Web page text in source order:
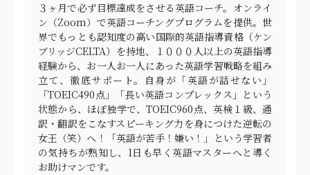
３ヶ月で必ず目標達成をさせる英語コーチ。オンライ
ン（Zoom）で英語コーチングプログラムを提供。世
界でもっとも認知度の高い国際的英語指導資格（ケン
ブリッジCELTA）を持地、１０００人以上の英語指導
経験から、お一人お一人にあった英語学習戦略を組み
立て、徹底サポート。自身が「英語が話せない」
「TOEIC490点」「長い英語コンプレックス」という
状態から、ほぼ独学で、TOEIC960点、英検１級、通
訳・翻訳をこなすスピーキング力を身につけた逆転の
女王（笑）へ！「英語が苦手！嫌い！」という学習者
の気持ちが熟知し、1日も早く英語マスターへと導く
お助けマンです。